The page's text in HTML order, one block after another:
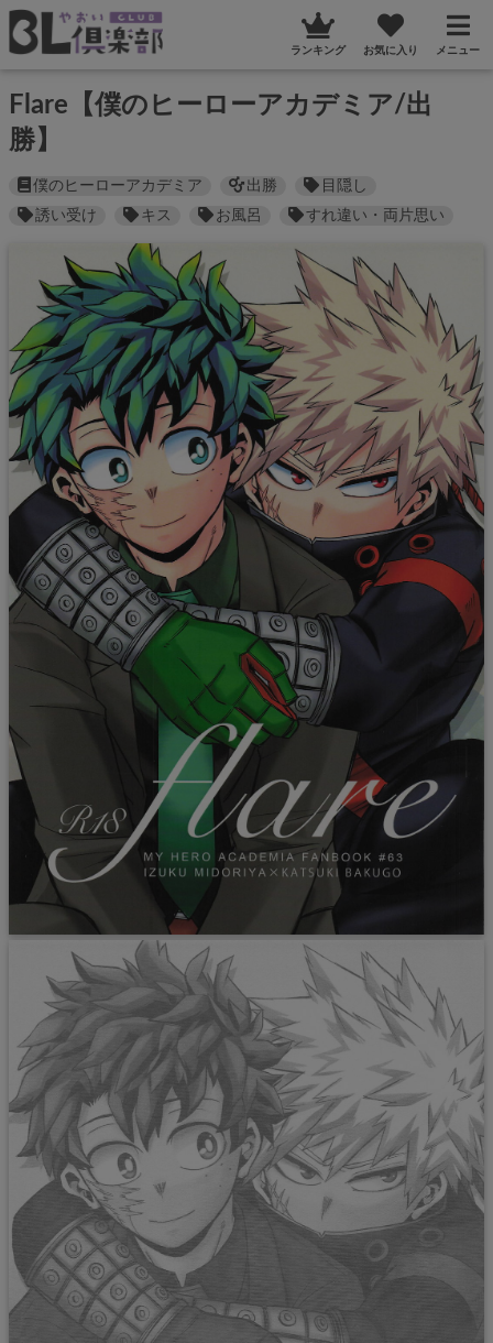
ランキング お気に入り メニュー
Flare【僕のヒーローアカデミア/出
勝】
僕のヒーローアカデミア 出勝
目隠し
誘い受け
キス お風呂 すれ違い・両片思い